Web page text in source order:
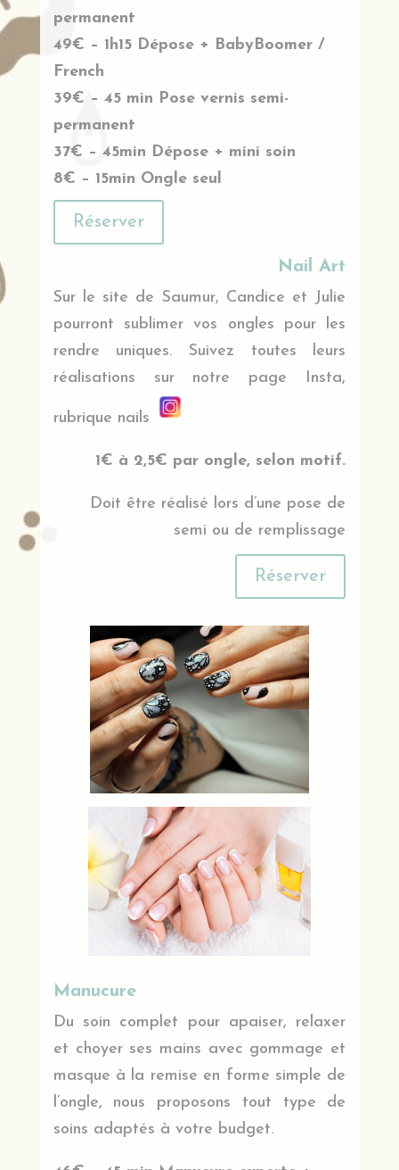
permanent
49€ – 1h15 Dépose + BabyBoomer /
French
39€ – 45 min Pose vernis semi-
permanent
37€ – 45min Dépose + mini soin
8€ – 15min Ongle seul
Réserver
Nail Art
Sur le site de Saumur, Candice et Julie
pourront sublimer vos ongles pour les
rendre uniques. Suivez toutes leurs
réalisations sur notre page Insta,
rubrique nails
1€ à 2,5€ par ongle, selon motif.
Doit être réalisé lors d’une pose de
semi ou de remplissage
Réserver
Manucure
Du soin complet pour apaiser, relaxer
et choyer ses mains avec gommage et
masque à la remise en forme simple de
l’ongle, nous proposons tout type de
soins adaptés à votre budget.